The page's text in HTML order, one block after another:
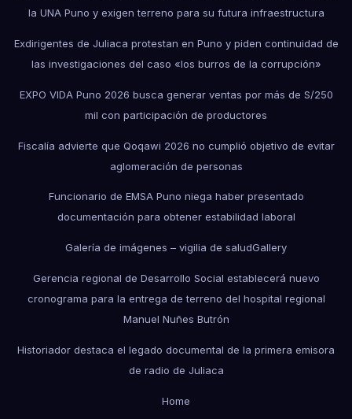
la UNA Puno y exigen terreno para su futura infraestructura
Exdirigentes de Juliaca protestan en Puno y piden continuidad de
las investigaciones del caso «los burros de la corrupción»
EXPO VIDA Puno 2026 busca generar ventas por más de S/250
mil con participación de productores
Fiscalía advierte que Qoqawi 2026 no cumplió objetivo de evitar
aglomeración de personas
Funcionario de EMSA Puno niega haber presentado
documentación para obtener estabilidad laboral
Galería de imágenes – vigilia de saludGallery
Gerencia regional de Desarrollo Social establecerá nuevo
cronograma para la entrega de terreno del hospital regional
Manuel Nuñes Butrón
Historiador destaca el legado documental de la primera emisora
de radio de Juliaca
Home